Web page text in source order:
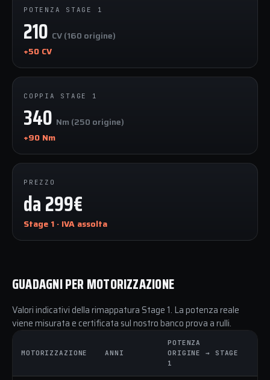
POTENZA STAGE 1
210 CV (160 origine)
+50 CV
COPPIA STAGE 1
340 Nm (250 origine)
+90 Nm
PREZZO
da 299€
Stage 1 · IVA assolta
GUADAGNI PER MOTORIZZAZIONE
Valori indicativi della rimappatura Stage 1. La potenza reale
viene misurata e certificata sul nostro banco prova a rulli.
MOTORIZZAZIONE ANNI
POTENZA
ORIGINE → STAGE
1